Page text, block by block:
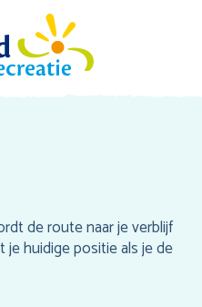
de route naar je verblijf
huidige positie als je de